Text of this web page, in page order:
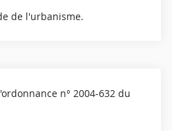
de l'urbanisme.
n° 2004-632 du